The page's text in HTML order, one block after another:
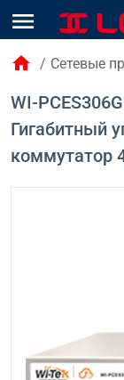
menu
home / Сетевые
WI-
Гигабитный
коммутатор